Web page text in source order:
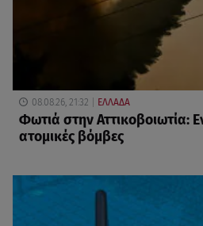
08.08.26, 21:32 ΕΛΛΑΔΑ
Φωτιά στην Αττικοβοιωτία:
ατομικές βόμβες